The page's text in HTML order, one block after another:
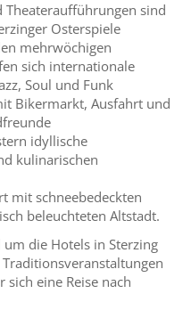
Theateraufführungen sind
Osterspiele
mehrwöchigen
sich internationale
Soul und Funk
Bikermarkt, Ausfahrt und
idyllische
kulinarischen
mit schneebedeckten
beleuchteten Altstadt.
die Hotels in Sterzing
eine Reise nach